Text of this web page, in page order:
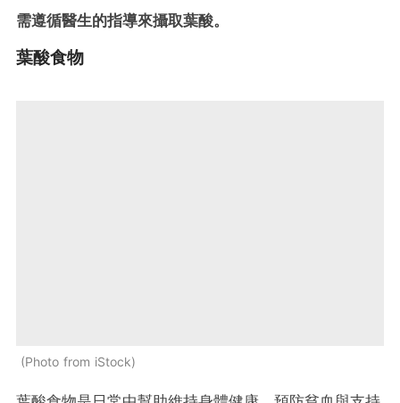
需遵循醫生的指導來攝取葉酸。
葉酸食物
Photo from iStock